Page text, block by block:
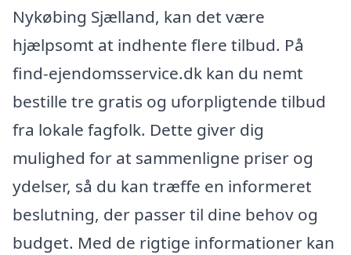
Nykøbing Sjælland, kan det være
hjælpsomt at indhente flere tilbud. På
find-ejendomsservice.dk kan du nemt
bestille tre gratis og uforpligtende tilbud
fra lokale fagfolk. Dette giver dig
mulighed for at sammenligne priser og
ydelser, så du kan træffe en informeret
beslutning, der passer til dine behov og
budget. Med de rigtige informationer kan